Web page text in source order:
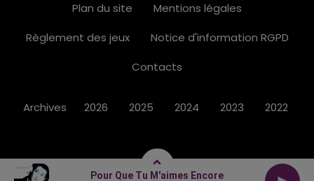
Pour Que Tu M'aimes Encore
Plan du site
Mentions légales
Règlement des jeux
Notice d'information RGPD
Contacts
Archives 2026 2025 2024 2023 2022